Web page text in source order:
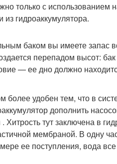
только с использованием
из гидроаккумулятора.
баком вы имеете запас
перепадом высот:
— ее дно должно
удобен тем, что в
дополнить
Хитрость тут заключена в
мембраной. В одну
ее поступления, вода